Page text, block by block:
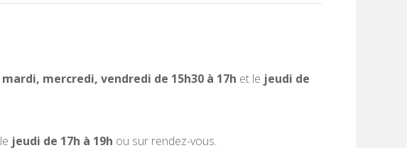
mercredi, vendredi de 15h30 à 17h et le jeudi de
jeudi de 17h à 19h ou sur rendez-vous.